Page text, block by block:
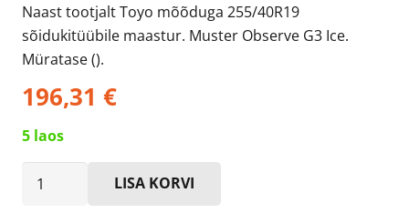
Naast tootjalt Toyo mõõduga 255/40R19
sõidukitüübile maastur. Muster Observe G3 Ice.
Müratase ().
196,31 €
5 laos
LISA KORVI